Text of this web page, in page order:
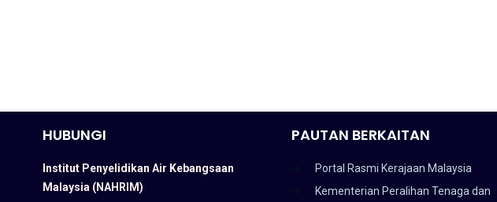
HUBUNGI
Institut Penyelidikan Air Kebangsaan
Malaysia (NAHRIM)
PAUTAN BERKAITAN
Portal Rasmi Kerajaan Malaysia
Kementerian Peralihan Tenaga dan